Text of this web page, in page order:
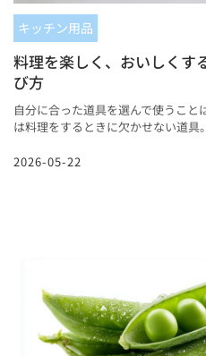
キッチン用品
料理を楽しく、おいしくす
び方
自分に合った道具を選んで使うこ
は料理をするときに欠かせない道具
2026-05-22